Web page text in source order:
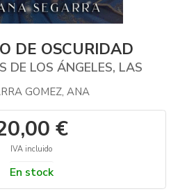
DE OSCURIDAD
DE LOS ÁNGELES, LAS
GOMEZ, ANA
€
IVA incluido
En stock